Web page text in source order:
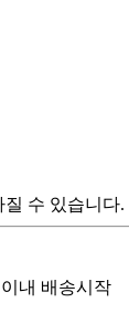
수 있습니다.
내 배송시작